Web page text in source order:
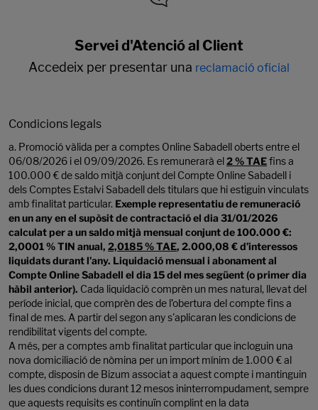
Servei d'Atenció al Client
Accedeix per presentar una reclamació oficial
Condicions legals
a. Promoció vàlida per a comptes Online Sabadell oberts entre el
06/08/2026 i el 09/09/2026. Es remunerarà el2 % TAEfins a
100.000 € de saldo mitjà conjunt del Compte Online Sabadell i
dels Comptes Estalvi Sabadell dels titulars que hi estiguin vinculats
amb finalitat particular. Exemple representatiu de remuneració
en un any en el supòsit de contractació el dia 31/01/2026
calculat per a un saldo mitjà mensual conjunt de 100.000 €:
2,0001 % TIN anual, 2,0185 % TAE, 2.000,08 € d’interessos
liquidats durant l’any. Liquidació mensual i abonament al
Compte Online Sabadell el dia 15 del mes següent (o primer dia
hàbil anterior). Cada liquidació comprèn un mes natural, llevat del
període inicial, que comprèn des de l’obertura del compte fins a
final de mes. A partir del segon any s'aplicaran les condicions de
rendibilitat vigents del compte.
A més, per a comptes amb finalitat particular que incloguin una
nova domiciliació de nòmina per un import mínim de 1.000 € al
compte, disposin de Bizum associat a aquest compte i mantinguin
les dues condicions durant 12 mesos ininterrompudament, sempre
que aquests requisits es continuïn complint en la data